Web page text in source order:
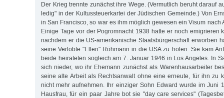
Der Krieg trennte zunächst ihre Wege. (Vermutlich beruht darauf
ledig" in der Kultussteuerkartei der Jüdischen Gemeinde.) Von
in San Francisco, so war es ihm möglich gewesen ein Visum nach
Einige Tage vor der Pogromnacht 1938 hatte er noch emigrieren
nachdem er die US-amerikanische Staatsbürgerschaft erworben
seine Verlobte "Ellen" Röhmann in die USA zu holen. Sie kam
beide heirateten sogleich am 7. Januar 1946 in Los Angeles. In
sich nieder, wo ihr Ehemann zunächst als Warenhausarbeiter
seine alte Arbeit als Rechtsanwalt ohne eine erneute, für ihn zu
nicht mehr aufnehmen. Ihr einziger Sohn Edward wurde im Juni
Hausfrau, für ein paar Jahre bot sie "day care services"